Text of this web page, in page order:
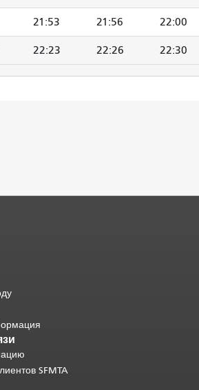
21:53 21:56 22:00
22:23 22:26 22:30
каждой
.
SFMTA